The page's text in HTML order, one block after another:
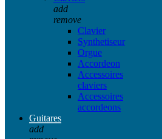
add
remove
Clavier
Synthetiseur
Orgue
Accordeon
Accessoires
claviers
Accessoires
accordeons
Guitares
add